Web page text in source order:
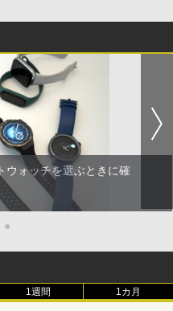
ウォッチを選ぶときに確
●
1週間 1カ月